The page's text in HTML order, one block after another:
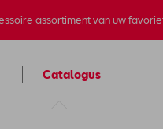
assortiment van uw
Catalogus